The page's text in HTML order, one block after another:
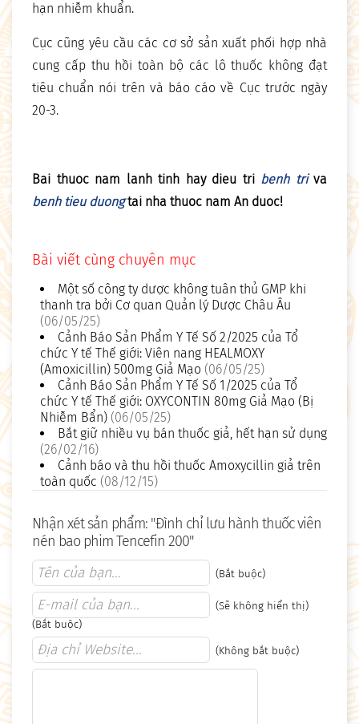
hạn nhiễm khuẩn.
Cục cũng yêu cầu các cơ sở sản xuất phối hợp nhà
cung cấp thu hồi toàn bộ các lô thuốc không đạt
tiêu chuẩn nói trên và báo cáo về Cục trước ngày
20-3.
Bai thuoc nam lanh tinh hay dieu tri benh triva
benh tieu duongtai nha thuoc nam An duoc!
Bài viết cùng chuyên mục
Một số công ty dược không tuân thủ GMP khi
thanh tra bởi Cơ quan Quản lý Dược Châu Âu
(06/05/25)
Cảnh Báo Sản Phẩm Y Tế Số 2/2025 của Tổ
chức Y tế Thế giới: Viên nang HEALMOXY
(Amoxicillin) 500mg Giả Mạo (06/05/25)
Cảnh Báo Sản Phẩm Y Tế Số 1/2025 của Tổ
chức Y tế Thế giới: OXYCONTIN 80mg Giả Mạo (Bị
Nhiễm Bẩn) (06/05/25)
Bắt giữ nhiều vụ bán thuốc giả, hết hạn sử dụng
(26/02/16)
Cảnh báo và thu hồi thuốc Amoxycillin giả trên
toàn quốc (08/12/15)
Nhận xét sản phẩm: "Đình chỉ lưu hành thuốc viên
nén bao phim Tencefin 200"
(Bắt buộc)
(Sẽ không hiển thị)
(Bắt buộc)
(Không bắt buộc)